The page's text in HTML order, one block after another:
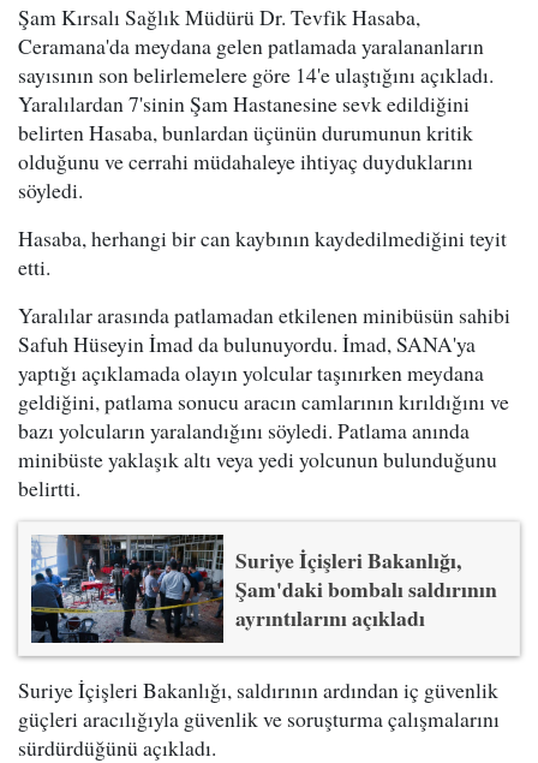
Şam Kırsalı Sağlık Müdürü Dr. Tevfik Hasaba,
Ceramana'da meydana gelen patlamada yaralananların
sayısının son belirlemelere göre 14'e ulaştığını açıkladı.
Yaralılardan 7'sinin Şam Hastanesine sevk edildiğini
belirten Hasaba, bunlardan üçünün durumunun kritik
olduğunu ve cerrahi müdahaleye ihtiyaç duyduklarını
söyledi.
Hasaba, herhangi bir can kaybının kaydedilmediğini teyit
etti.
Yaralılar arasında patlamadan etkilenen minibüsün sahibi
Safuh Hüseyin İmad da bulunuyordu. İmad, SANA'ya
yaptığı açıklamada olayın yolcular taşınırken meydana
geldiğini, patlama sonucu aracın camlarının kırıldığını ve
bazı yolcuların yaralandığını söyledi. Patlama anında
minibüste yaklaşık altı veya yedi yolcunun bulunduğunu
belirtti.
Suriye İçişleri Bakanlığı,
Şam'daki bombalı saldırının
ayrıntılarını açıkladı
Suriye İçişleri Bakanlığı, saldırının ardından iç güvenlik
güçleri aracılığıyla güvenlik ve soruşturma çalışmalarını
sürdürdüğünü açıkladı.